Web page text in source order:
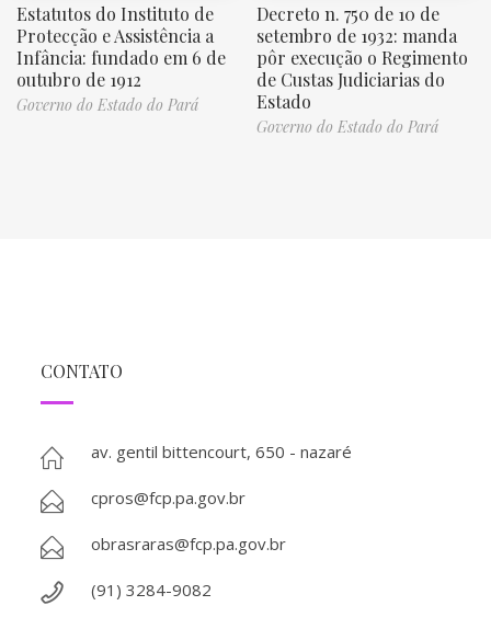
Estatutos do Instituto de
Protecção e Assistência a
Infância: fundado em 6 de
outubro de 1912
Governo do Estado do Pará
Decreto n. 750 de 10 de
setembro de 1932: manda
pôr execução o Regimento
de Custas Judiciarias do
Estado
Governo do Estado do Pará
CONTATO
av. gentil bittencourt, 650 - nazaré
cpros@fcp.pa.gov.br
obrasraras@fcp.pa.gov.br
(91) 3284-9082